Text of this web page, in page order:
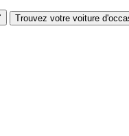
Trouvez votre voiture